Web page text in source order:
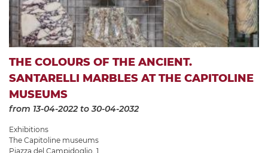
THE COLOURS OF THE ANCIENT.
SANTARELLI MARBLES AT THE CAPITOLINE
MUSEUMS
from 13-04-2022 to 30-04-2032
Exhibitions
The Capitoline museums
Piazza del Campidoglio, 1